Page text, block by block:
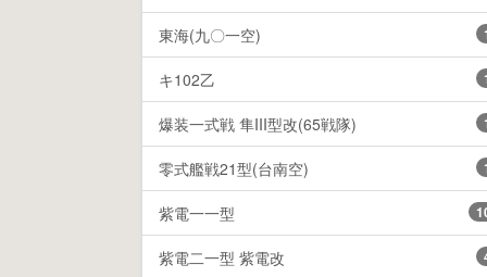
東海(九〇一空)
キ102乙
爆装一式戦 隼III型改(65戦隊)
零式艦戦21型(台南空)
紫電一一型
紫電二一型 紫電改